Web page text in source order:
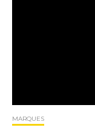
MARQUES